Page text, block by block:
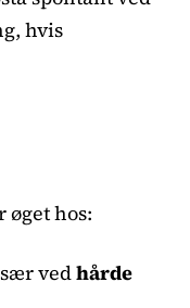
hvis
hos:
vedhårde